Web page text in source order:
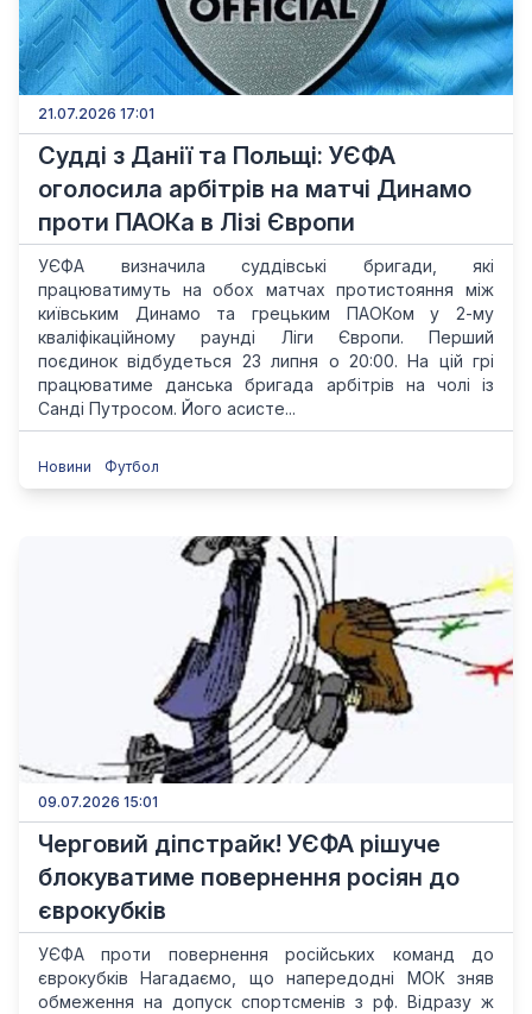
21.07.2026 17:01
Судді з Данії та Польщі: УЄФА
оголосила арбітрів на матчі Динамо
проти ПАОКа в Лізі Європи
УЄФА визначила суддівські бригади, які
працюватимуть на обох матчах протистояння між
київським Динамо та грецьким ПАОКом у 2-му
кваліфікаційному раунді Ліги Європи. Перший
поєдинок відбудеться 23 липня о 20:00. На цій грі
працюватиме данська бригада арбітрів на чолі із
Санді Путросом. Його асисте...
Новини Футбол
09.07.2026 15:01
Черговий діпстрайк! УЄФА рішуче
блокуватиме повернення росіян до
єврокубків
УЄФА проти повернення російських команд до
єврокубків Нагадаємо, що напередодні МОК зняв
обмеження на допуск спортсменів з рф. Відразу ж